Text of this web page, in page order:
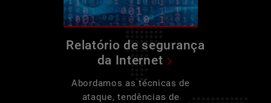
Relatório de segurança
da Internet
Abordamos as técnicas de
ataque, tendências de